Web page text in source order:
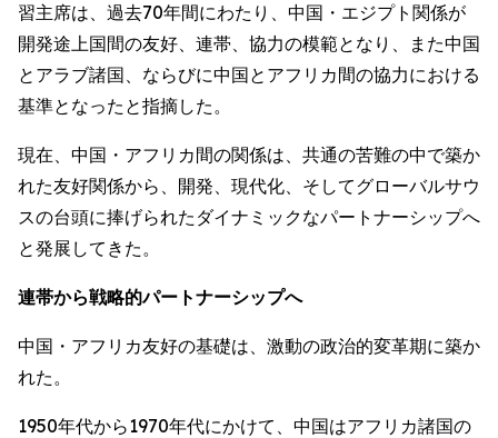
習主席は、過去70年間にわたり、中国・エジプト関係が
開発途上国間の友好、連帯、協力の模範となり、また中国
とアラブ諸国、ならびに中国とアフリカ間の協力における
基準となったと指摘した。
現在、中国・アフリカ間の関係は、共通の苦難の中で築か
れた友好関係から、開発、現代化、そしてグローバルサウ
スの台頭に捧げられたダイナミックなパートナーシップへ
と発展してきた。
連帯から戦略的パートナーシップへ
中国・アフリカ友好の基礎は、激動の政治的変革期に築か
れた。
1950年代から1970年代にかけて、中国はアフリカ諸国の